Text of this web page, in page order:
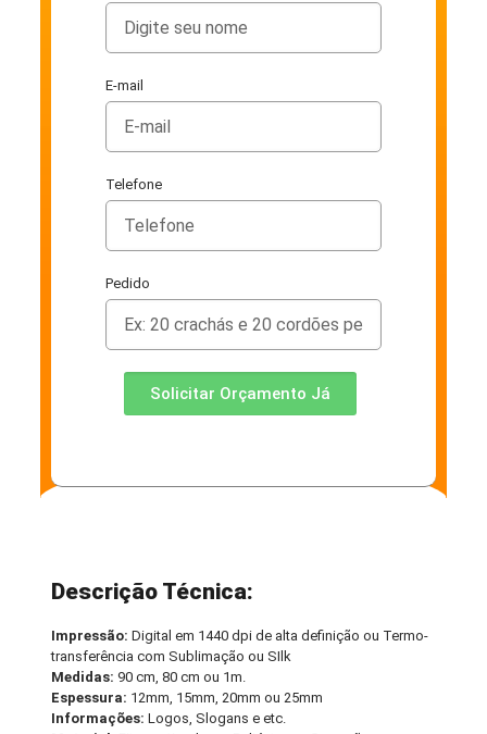
E-mail
Telefone
Pedido
Solicitar Orçamento Já
Descrição Técnica:
Impressão: Digital em 1440 dpi de alta definição ou Termo-
transferência com Sublimação ou SIlk
Medidas: 90 cm, 80 cm ou 1m.
Espessura: 12mm, 15mm, 20mm ou 25mm
Informações:Logos, Slogans e etc.